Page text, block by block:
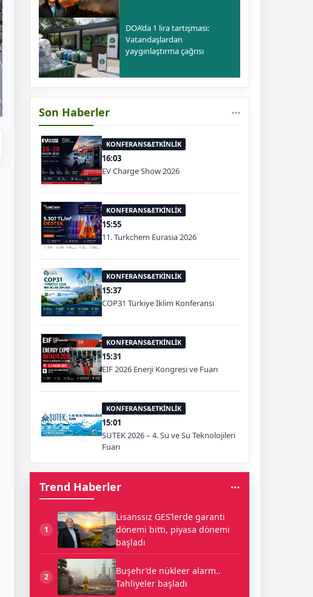
DOA’da 1 lira tartışması:
Vatandaşlardan
yaygınlaştırma çağrısı
Son Haberler
KONFERANS&ETKİNLİK
16:03
EV Charge Show 2026
KONFERANS&ETKİNLİK
15:55
11. Turkchem Eurasia 2026
KONFERANS&ETKİNLİK
15:37
COP31 Türkiye İklim Konferansı
KONFERANS&ETKİNLİK
15:31
EIF 2026 Enerji Kongresi ve Fuarı
KONFERANS&ETKİNLİK
15:01
SUTEK 2026 – 4. Su ve Su Teknolojileri
Fuarı
Trend Haberler
1
Lisanssız GES’lerde garanti
dönemi bitti, piyasa dönemi
başladı
2
Buşehr’de nükleer alarm..
Tahliyeler başladı